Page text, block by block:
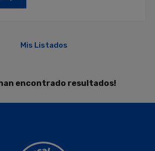
Mis Listados
han encontrado resultados!